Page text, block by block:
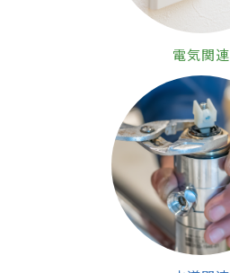
電気関連